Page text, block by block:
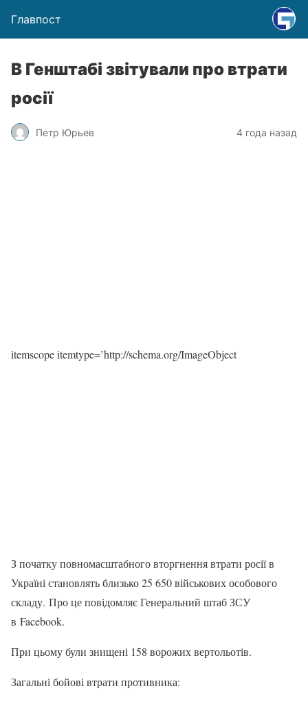
Главпост
В Генштабі звітували про втрати
росії
Петр Юрьев 4 года назад
itemscope itemtype=’http://schema.org/ImageObject
З початку повномасштабного вторгнення втрати росії в
Україні становлять близько 25 650 військових особового
складу. Про це повідомляє Генеральний штаб ЗСУ
в Facebook.
При цьому були знищені 158 ворожих вертольотів.
Загальні бойові втрати противника: